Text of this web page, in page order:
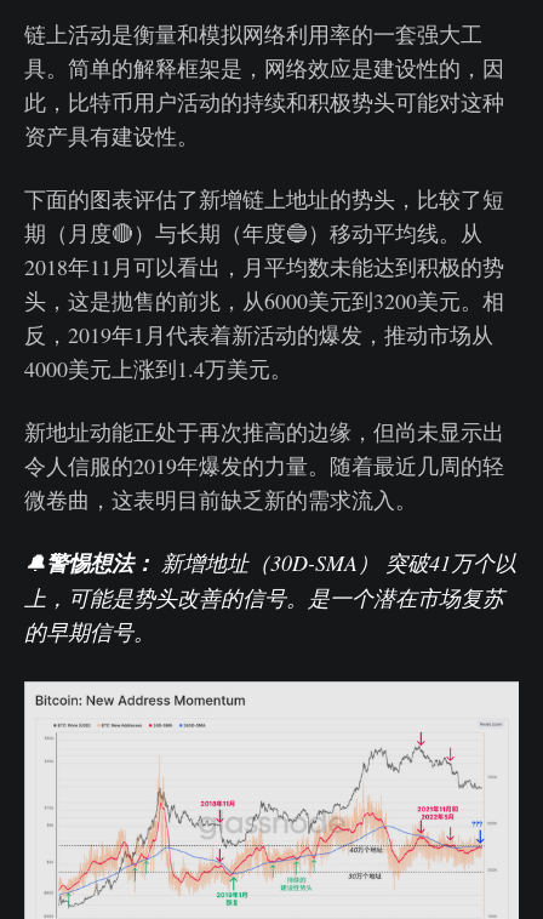
链上活动是衡量和模拟网络利用率的一套强大工
具。简单的解释框架是，网络效应是建设性的，因
此，比特币用户活动的持续和积极势头可能对这种
资产具有建设性。
下面的图表评估了新增链上地址的势头，比较了短
期（月度🔴）与长期（年度🔵）移动平均线。从
2018年11月可以看出，月平均数未能达到积极的势
头，这是抛售的前兆，从6000美元到3200美元。相
反，2019年1月代表着新活动的爆发，推动市场从
4000美元上涨到1.4万美元。
新地址动能正处于再次推高的边缘，但尚未显示出
令人信服的2019年爆发的力量。随着最近几周的轻
微卷曲，这表明目前缺乏新的需求流入。
🔔警惕想法： 新增地址（30D-SMA）
突破41万个以
上，可能是势头改善的信号。是一个潜在市场复苏
的早期信号。